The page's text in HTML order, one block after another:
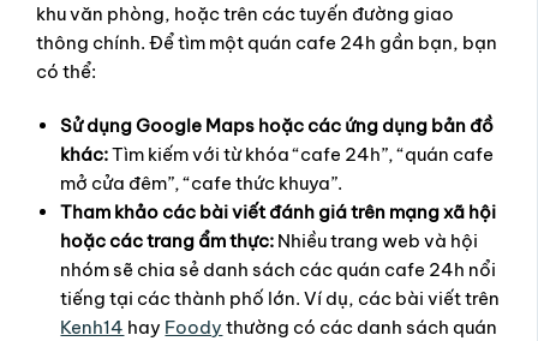
khu văn phòng, hoặc trên các tuyến đường giao
thông chính. Để tìm một quán cafe 24h gần bạn, bạn
có thể:
Sử dụng Google Maps hoặc các ứng dụng bản đồ
khác:Tìm kiếm với từ khóa “cafe 24h”, “quán cafe
mở cửa đêm”, “cafe thức khuya”.
Tham khảo các bài viết đánh giá trên mạng xã hội
hoặc các trang ẩm thực: Nhiều trang web và hội
nhóm sẽ chia sẻ danh sách các quán cafe 24h nổi
tiếng tại các thành phố lớn. Ví dụ, các bài viết trên
Kenh14 hay Foody thường có các danh sách quán